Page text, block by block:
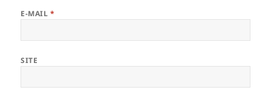
E-MAIL *
SITE